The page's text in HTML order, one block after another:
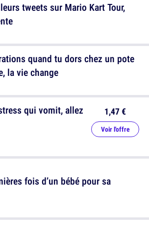
quand tu dors chez un pote
la vie change
fois d’un bébé pour sa
tweets sur Mario Kart Tour,
qui vomit, allez
1,47 €
Voir l'offre